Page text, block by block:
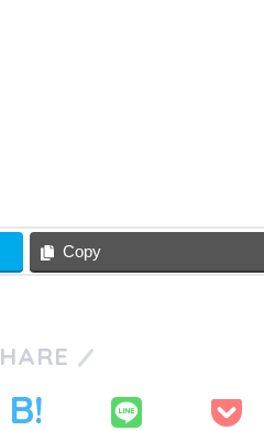
Copy